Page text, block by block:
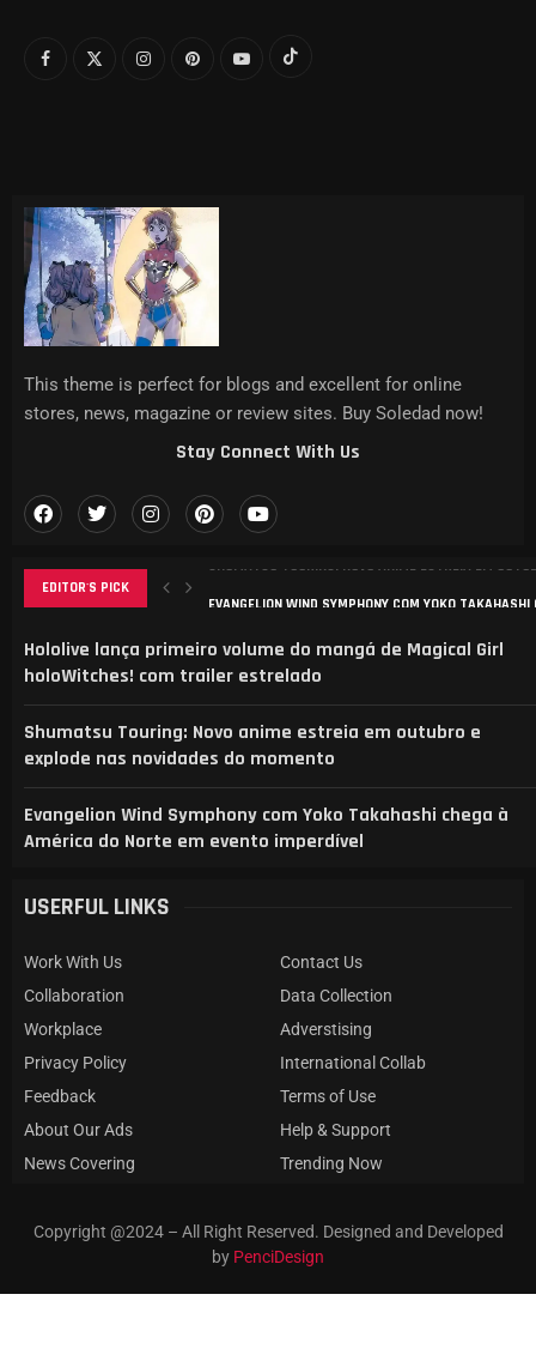
EDITOR'S PICK
Hololive lança primeiro volume do mangá de Magical Girl
holoWitches! com trailer estrelado
Shumatsu Touring: Novo anime estreia em outubro e
explode nas novidades do momento
Evangelion Wind Symphony com Yoko Takahashi chega à
América do Norte em evento imperdível
This theme is perfect for blogs and excellent for online
stores, news, magazine or review sites. Buy Soledad now!
Stay Connect With Us
USERFUL LINKS
Work With Us
Contact Us
Collaboration
Data Collection
Workplace
Adverstising
Privacy Policy
International Collab
Feedback
Terms of Use
About Our Ads
Help & Support
News Covering
Trending Now
Copyright @2024 – All Right Reserved. Designed and Developed
by PenciDesign